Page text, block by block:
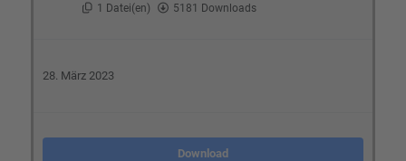
1 Datei(en) 5181 Downloads
28. März 2023
Download